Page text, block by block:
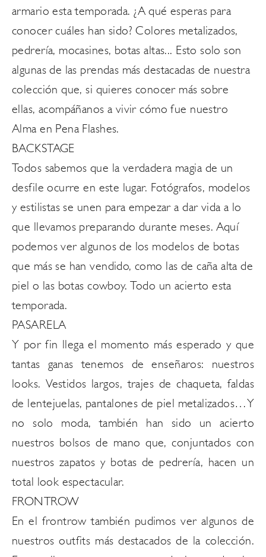
armario esta temporada. ¿A qué esperas para
conocer cuáles han sido? Colores metalizados,
pedrería, mocasines, botas altas... Esto solo son
algunas de las prendas más destacadas de nuestra
colección que, si quieres conocer más sobre
ellas, acompáñanos a vivir cómo fue nuestro
Alma en Pena Flashes.
BACKSTAGE
Todos sabemos que la verdadera magia de un
desfile ocurre en este lugar. Fotógrafos, modelos
y estilistas se unen para empezar a dar vida a lo
que llevamos preparando durante meses. Aquí
podemos ver algunos de los modelos de botas
que más se han vendido, como las de caña alta de
piel o las botas cowboy. Todo un acierto esta
temporada.
PASARELA
Y por fin llega el momento más esperado y que
tantas ganas tenemos de enseñaros: nuestros
looks. Vestidos largos, trajes de chaqueta, faldas
de lentejuelas, pantalones de piel metalizados…Y
no solo moda, también han sido un acierto
nuestros bolsos de mano que, conjuntados con
nuestros zapatos y botas de pedrería, hacen un
total look espectacular.
FRONTROW
En el frontrow también pudimos ver algunos de
nuestros outfits más destacados de la colección.